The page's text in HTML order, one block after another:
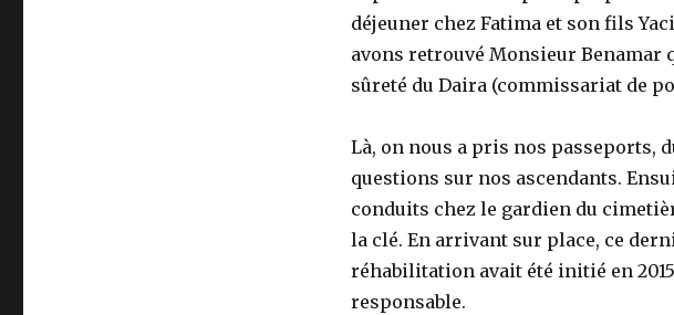
déjeuner chez Fatima et son fils
avons retrouvé Monsieur Benamar
sûreté du Daira (commissariat de
Là, on nous a pris nos passeports,
questions sur nos ascendants.
conduits chez le gardien du
la clé. En arrivant sur place, ce
réhabilitation avait été initié en
responsable.